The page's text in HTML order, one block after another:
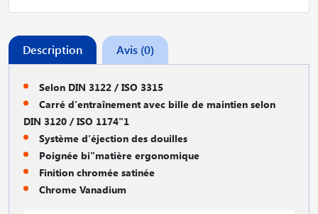
Description Avis (0)
Selon DIN 3122 / ISO 3315
Carré d′entraînement avec bille de maintien selon
DIN 3120 / ISO 1174"1
Système d′éjection des douilles
Poignée bi"matière ergonomique
Finition chromée satinée
Chrome Vanadium